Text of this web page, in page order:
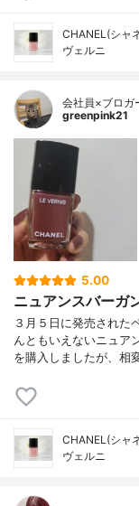
CHANEL(シャ
ヴェルニ
会社員×ブロガ
greenpink21
5.00
ニュアンスバーガ
３月５日に発売された
んともいえないニュア
を購入しましたが、相
CHANEL(シャ
ヴェルニ